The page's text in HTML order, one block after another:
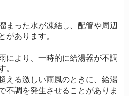
まった水が凍結し、配管や周辺
があります。
により、一時的に給湯器が不調
。
える激しい雨風のときに、給湯
不調を発生させることがありま